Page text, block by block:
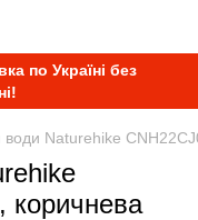
по Україні без
води Naturehike
коричнева